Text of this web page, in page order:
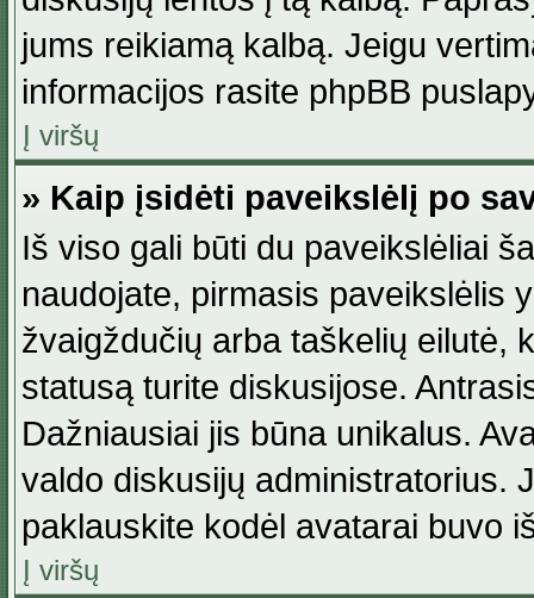
jums reikiamą kalbą. Jeigu
informacijos rasite phpBB
Į viršų
» Kaip įsidėti paveikslėlį po
Iš viso gali būti du paveikslėliai
naudojate, pirmasis paveikslėlis
žvaigždučių arba taškelių eilutė,
statusą turite diskusijose.
Dažniausiai jis būna unikalus.
valdo diskusijų administratorius.
paklauskite kodėl avatarai buvo
Į viršų